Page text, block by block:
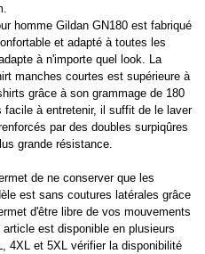
homme Gildan GN180 est fabriqué
et adapté à toutes les
à n'importe quel look. La
manches courtes est supérieure à
grâce à son grammage de 180
à entretenir, il suffit de le laver
par des doubles surpiqûres
grande résistance.
de ne conserver que les
est sans coutures latérales grâce
d'être libre de vos mouvements
est disponible en plusieurs
4XL et 5XL vérifier la disponibilité